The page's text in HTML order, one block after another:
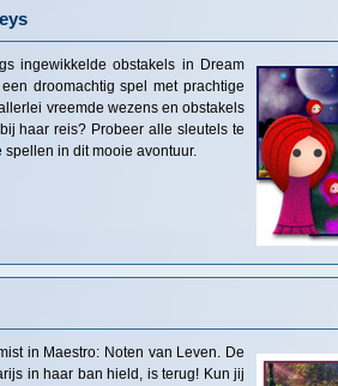
ingewikkelde obstakels in Dream
droomachtig spel met prachtige
vreemde wezens en obstakels
haar reis? Probeer alle sleutels te
in dit mooie avontuur.
in Maestro: Noten van Leven. De
in haar ban hield, is terug! Kun jij